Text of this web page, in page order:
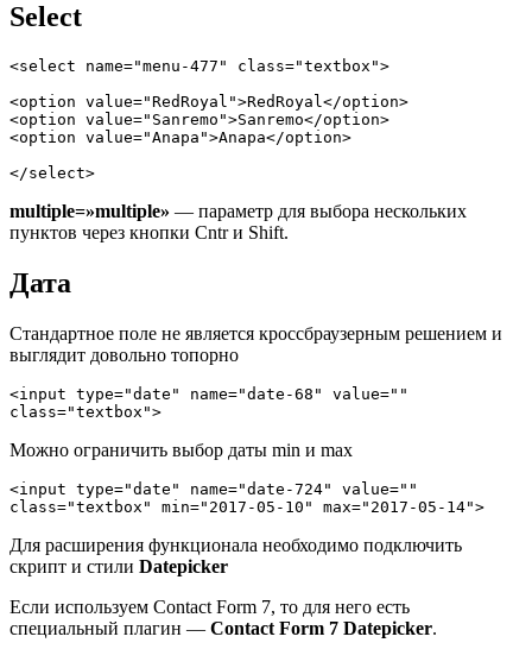
Select
<select name="menu-477" class="textbox">
<option value="RedRoyal">RedRoyal</option>
<option value="Sanremo">Sanremo</option>
<option value="Anapa">Anapa</option>
</select>
multiple=»multiple» — параметр для выбора нескольких
пунктов через кнопки Cntr и Shift.
Дата
Стандартное поле не является кроссбраузерным решением и
выглядит довольно топорно
<input type="date" name="date-68" value=""
class="textbox">
Можно ограничить выбор даты min и max
<input type="date" name="date-724" value=""
class="textbox" min="2017-05-10" max="2017-05-14">
Для расширения функционала необходимо подключить
скрипт и стили Datepicker
Если используем Contact Form 7, то для него есть
специальный плагин — Contact Form 7 Datepicker.